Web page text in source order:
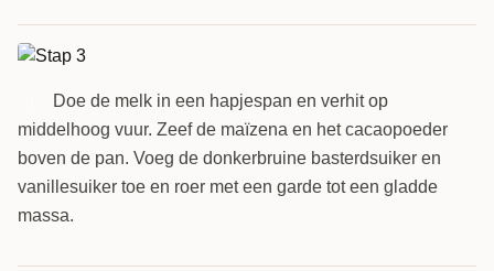
Doe de melk in een hapjespan en verhit op
middelhoog vuur. Zeef de maïzena en het cacaopoeder
boven de pan. Voeg de donkerbruine basterdsuiker en
vanillesuiker toe en roer met een garde tot een gladde
massa.